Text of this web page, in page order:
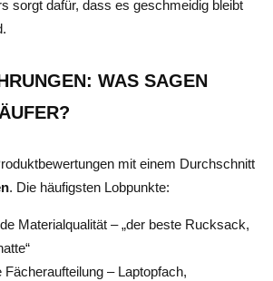
sorgt dafür, dass es geschmeidig bleibt
WAS SAGEN
mit einem Durchschnitt
. Die häufigsten Lobpunkte:
Materialqualität – „der beste Rucksack,
Fächeraufteilung – Laptopfach,